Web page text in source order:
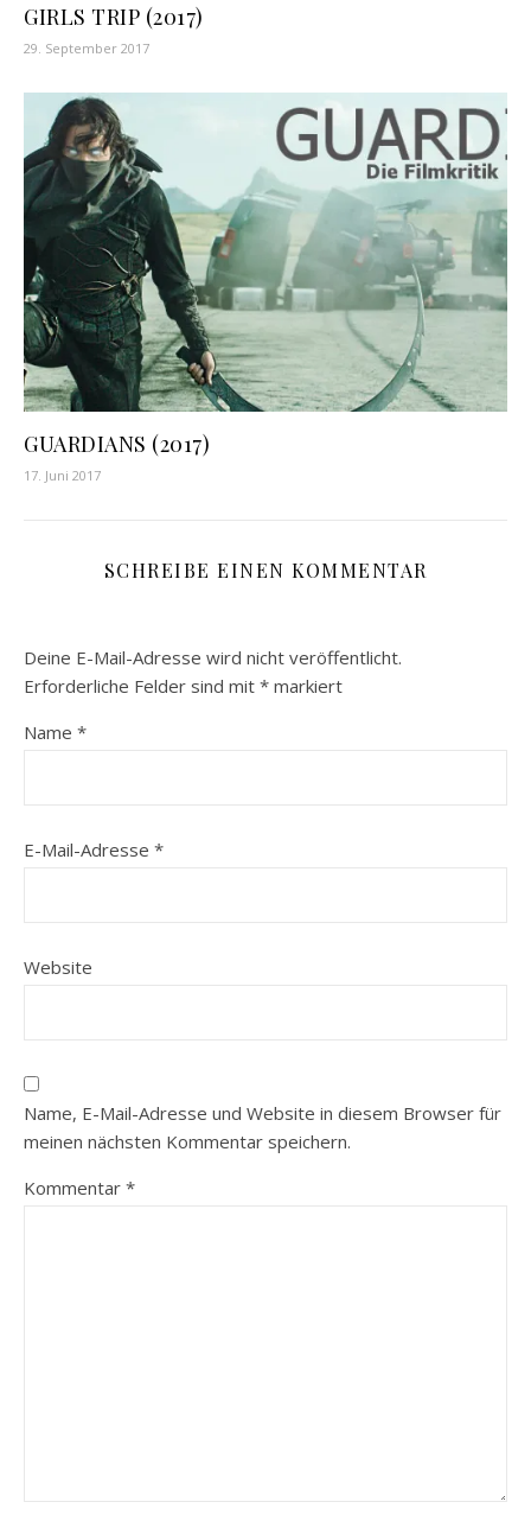
GIRLS TRIP (2017)
29. September 2017
GUARDIANS (2017)
17. Juni 2017
SCHREIBE EINEN KOMMENTAR
Deine E-Mail-Adresse wird nicht veröffentlicht.
Erforderliche Felder sind mit * markiert
Name *
E-Mail-Adresse *
Website
Name, E-Mail-Adresse und Website in diesem Browser für
meinen nächsten Kommentar speichern.
Kommentar *